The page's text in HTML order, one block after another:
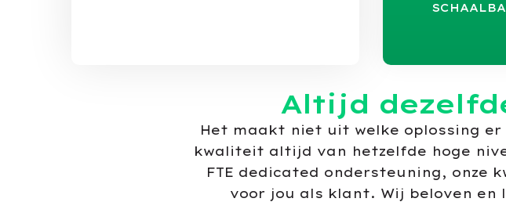
Altijd
Het maakt niet uit welke oplossing er
kwaliteit altijd van hetzelfde hoge
FTE dedicated ondersteuning,
voor jou als klant. Wij beloven en